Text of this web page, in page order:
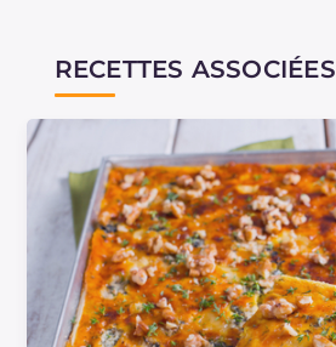
RECETTES ASSOCIÉES